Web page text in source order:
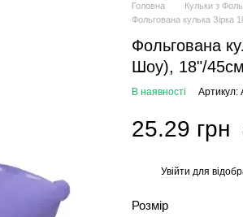
Головна Кульки з
Фольгована кулька Зірка
Фольгована
Шоу), 18"/
В наявності Артикул:
25.29 грн
Увійти для
Розмір